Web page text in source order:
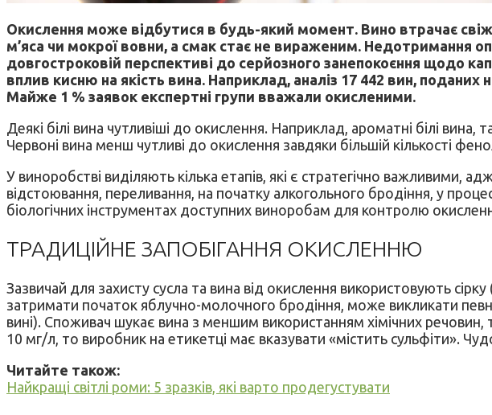
Окислення може відбутися в будь-який момент. Вино втрачає
м’яса чи мокрої вовни, а смак стає не вираженим. Недотримання
довгостроковій перспективі до серйозного занепокоєння щодо
вплив кисню на якість вина. Наприклад, аналіз 17 442 вин,
Майже 1 % заявок експертні групи вважали окисленими.
Деякі білі вина чутливіші до окислення. Наприклад, ароматні білі
Червоні вина менш чутливі до окислення завдяки більшій кількості
У виноробстві виділяють кілька етапів, які є стратегічно важливими,
відстоювання, переливання, на початку алкогольного бродіння, у
біологічних інструментах доступних виноробам для контролю
ТРАДИЦІЙНЕ ЗАПОБІГАННЯ ОКИСЛЕННЮ
Зазвичай для захисту сусла та вина від окислення використовують
затримати початок яблучно-молочного бродіння, може викликати
вині). Споживач шукає вина з меншим використанням хімічних
10 мг/л, то виробник на етикетці має вказувати «містить сульфіти».
Читайте також:
Найкращі світлі роми: 5 зразків, які варто продегустувати